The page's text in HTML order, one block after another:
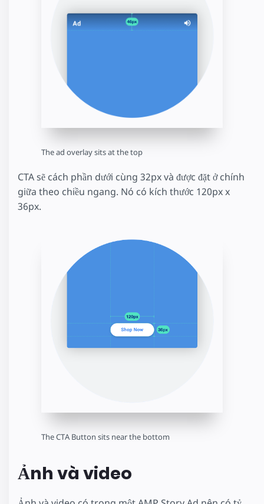
The ad overlay sits at the top
CTA sẽ cách phần dưới cùng 32px và được đặt ở chính
giữa theo chiều ngang. Nó có kích thước 120px x
36px.
The CTA Button sits near the bottom
Ảnh và video